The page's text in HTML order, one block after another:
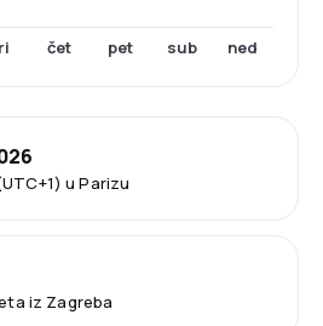
čet pet sub ned
u Parizu
iz Zagreba